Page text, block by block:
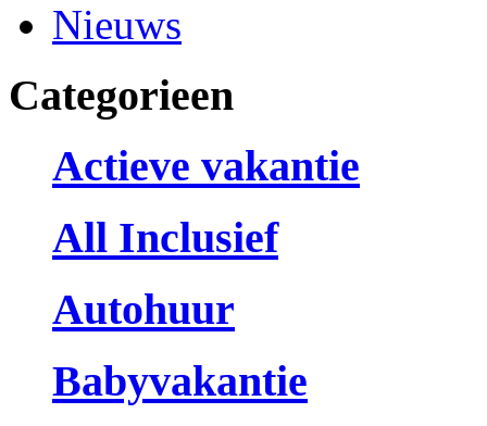
Nieuws
Categorieen
Actieve vakantie
All Inclusief
Autohuur
Babyvakantie